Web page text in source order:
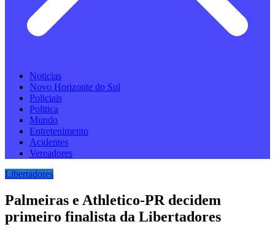
Noticias
Novo Horizonte do Sul
Policiais
Politica
Mundo
Entretenimento
Acidentes
Vereadores
Libertadores
Palmeiras e Athletico-PR decidem
primeiro finalista da Libertadores